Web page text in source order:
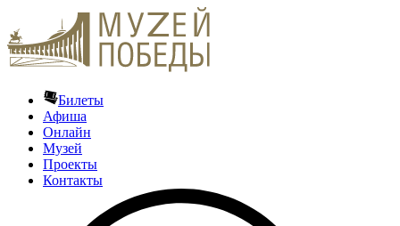
Билеты
Афиша
Онлайн
Музей
Проекты
Контакты